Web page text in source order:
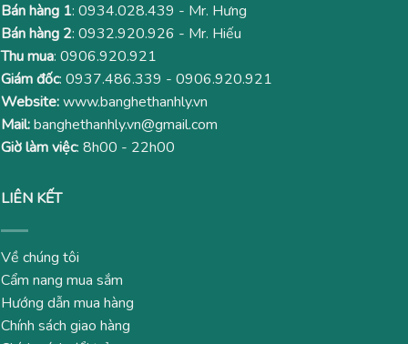
Bán hàng 1: 0934.028.439 - Mr. Hưng
Bán hàng 2: 0932.920.926 - Mr. Hiếu
Thu mua: 0906.920.921
Giám đốc: 0937.486.339 - 0906.920.921
Website:www.banghethanhly.vn
Mail:banghethanhly.vn@gmail.com
Giờ làm việc: 8h00 - 22h00
LIÊN KẾT
Về chúng tôi
Cẩm nang mua sắm
Hướng dẫn mua hàng
Chính sách giao hàng